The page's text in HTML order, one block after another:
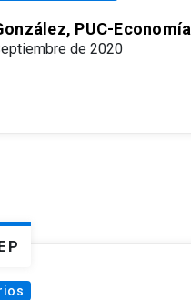
PUC-Economía
de 2020